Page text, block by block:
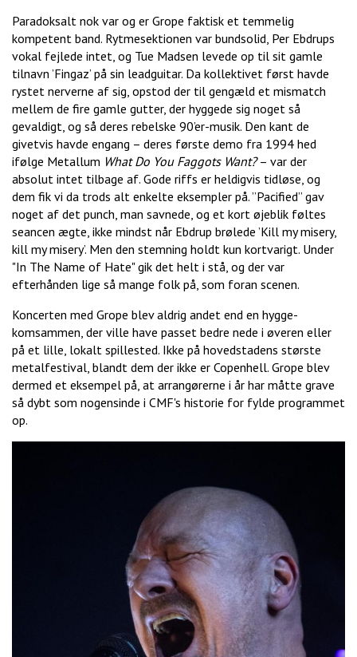
Paradoksalt nok var og er Grope faktisk et temmelig
kompetent band. Rytmesektionen var bundsolid, Per Ebdrups
vokal fejlede intet, og Tue Madsen levede op til sit gamle
tilnavn ’Fingaz’ på sin leadguitar. Da kollektivet først havde
rystet nerverne af sig, opstod der til gengæld et mismatch
mellem de fire gamle gutter, der hyggede sig noget så
gevaldigt, og så deres rebelske 90’er-musik. Den kant de
givetvis havde engang – deres første demo fra 1994 hed
ifølge Metallum What Do You Faggots Want?– var der
absolut intet tilbage af. Gode riffs er heldigvis tidløse, og
dem fik vi da trods alt enkelte eksempler på. ”Pacified” gav
noget af det punch, man savnede, og et kort øjeblik føltes
seancen ægte, ikke mindst når Ebdrup brølede ’Kill my misery,
kill my misery’. Men den stemning holdt kun kortvarigt. Under
"In The Name of Hate" gik det helt i stå, og der var
efterhånden lige så mange folk på, som foran scenen.
Koncerten med Grope blev aldrig andet end en hygge-
komsammen, der ville have passet bedre nede i øveren eller
på et lille, lokalt spillested. Ikke på hovedstadens største
metalfestival, blandt dem der ikke er Copenhell. Grope blev
dermed et eksempel på, at arrangørerne i år har måtte grave
så dybt som nogensinde i CMF's historie for fylde programmet
op.